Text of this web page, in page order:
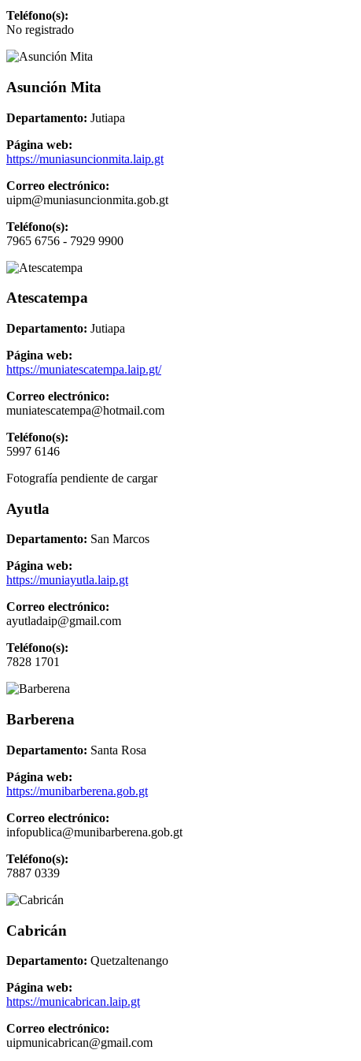
Teléfono(s):
No registrado
Asunción Mita
Departamento: Jutiapa
Página web:
https://muniasuncionmita.laip.gt
Correo electrónico:
uipm@muniasuncionmita.gob.gt
Teléfono(s):
7965 6756 - 7929 9900
Atescatempa
Departamento: Jutiapa
Página web:
https://muniatescatempa.laip.gt/
Correo electrónico:
muniatescatempa@hotmail.com
Teléfono(s):
5997 6146
Fotografía pendiente de cargar
Ayutla
Departamento: San Marcos
Página web:
https://muniayutla.laip.gt
Correo electrónico:
ayutladaip@gmail.com
Teléfono(s):
7828 1701
Barberena
Departamento: Santa Rosa
Página web:
https://munibarberena.gob.gt
Correo electrónico:
infopublica@munibarberena.gob.gt
Teléfono(s):
7887 0339
Cabricán
Departamento: Quetzaltenango
Página web:
https://municabrican.laip.gt
Correo electrónico:
uipmunicabrican@gmail.com